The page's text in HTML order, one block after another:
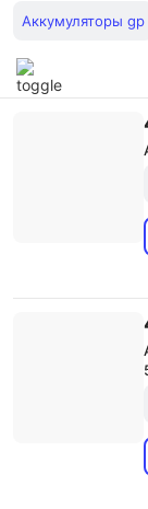
Аккумуляторы gp